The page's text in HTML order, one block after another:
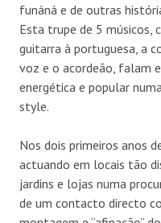
funáná e de outras
Esta trupe de 5 músicos,
guitarra à portuguesa, a
voz e o acordeão, falam
energética e popular
style.
Nos dois primeiros anos
actuando em locais tão
jardins e lojas numa
de um contacto directo